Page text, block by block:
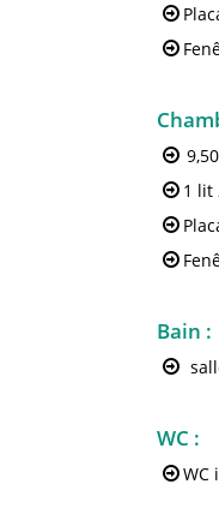
9,50
1 lit
Bain :
WC :
WC